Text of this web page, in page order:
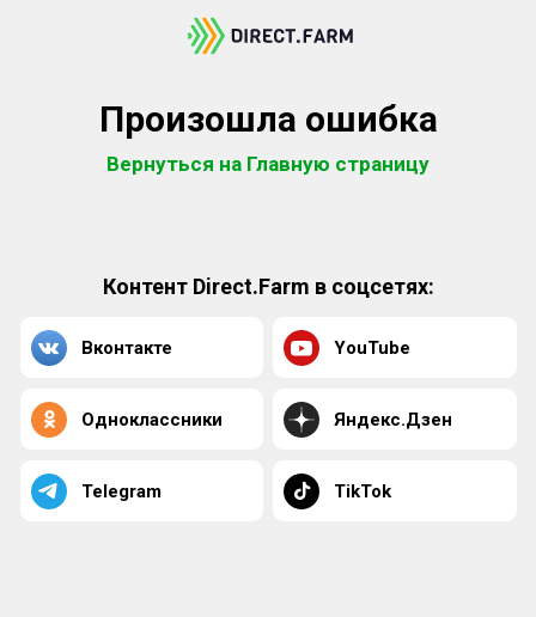
Произошла ошибка
Вернуться на Главную страницу
Контент Direct.Farm в соцсетях:
Вконтакте YouTube
Одноклассники Яндекс.Дзен
Telegram TikTok